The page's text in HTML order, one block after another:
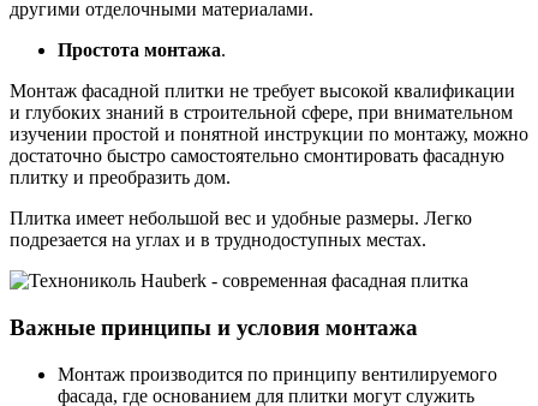
другими отделочными материалами.
Простота монтажа.
Монтаж фасадной плитки не требует высокой квалификации
и глубоких знаний в строительной сфере, при внимательном
изучении простой и понятной инструкции по монтажу, можно
достаточно быстро самостоятельно смонтировать фасадную
плитку и преобразить дом.
Плитка имеет небольшой вес и удобные размеры. Легко
подрезается на углах и в труднодоступных местах.
Важные принципы и условия монтажа
Монтаж производится по принципу вентилируемого
фасада, где основанием для плитки могут служить